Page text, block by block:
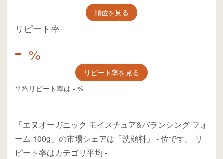
順位を見る
リピート率
- %
リピート率を見る
平均リピート率は - %
「エヌオーガニック モイスチュア&バランシング フォ
ーム 100g」の市場シェアは「洗顔料」 -位です。
リ
ピート率はカテゴリ平均 -